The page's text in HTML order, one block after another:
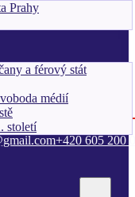
Prahy
a férový stát
médií
století
+420 605 200